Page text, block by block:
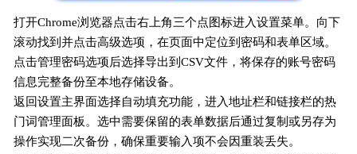
打开Chrome浏览器点击右上角三个点图标进入设置菜单。向下
滚动找到并点击高级选项，在页面中定位到密码和表单区域。
点击管理密码选项后选择导出到CSV文件，将保存的账号密码
信息完整备份至本地存储设备。
返回设置主界面选择自动填充功能，进入地址栏和链接栏的热
门词管理面板。选中需要保留的表单数据后通过复制或另存为
操作实现二次备份，确保重要输入项不会因重装丢失。